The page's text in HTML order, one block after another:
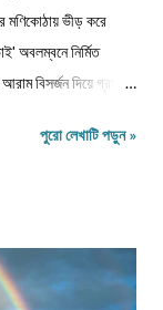
মণিকোঠায় ভীড় করে
অবলম্বনে নির্মিত
বিসর্জন দিয়ে গ্রামের
বসন্ত জীবন পথের
দেখা রমাপদ
মূল চরিত্র উদাস গেয়ে
পুরো লেখাটি পড়ুন »